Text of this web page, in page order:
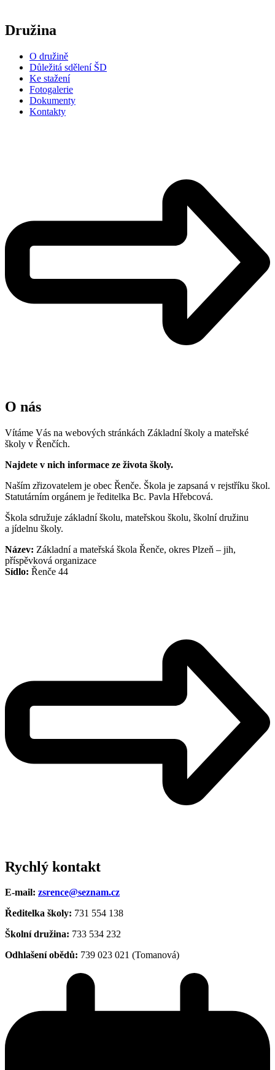
Družina
O družině
Důležitá sdělení ŠD
Ke stažení
Fotogalerie
Dokumenty
Kontakty
O nás
Vítáme Vás na webových stránkách Základní školy a mateřské
školy v Řenčích.
Najdete v nich informace ze života školy.
Naším zřizovatelem je obec Řenče. Škola je zapsaná v rejstříku škol.
Statutárním orgánem je ředitelka Bc. Pavla Hřebcová.
Škola sdružuje základní školu, mateřskou školu, školní družinu
a jídelnu školy.
Název: Základní a mateřská škola Řenče, okres Plzeň – jih,
příspěvková organizace
Sídlo: Řenče 44
Rychlý kontakt
E-mail: zsrence@seznam.cz
Ředitelka školy: 731 554 138
Školní družina: 733 534 232
Odhlašení obědů: 739 023 021 (Tomanová)